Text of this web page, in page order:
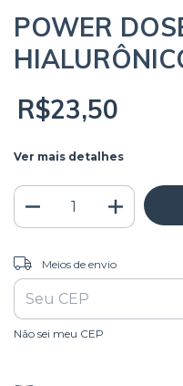
POWER
R$23,50
Ver mais detalhes
Entregas para o CEP:
Meios de envio
Não sei meu CEP